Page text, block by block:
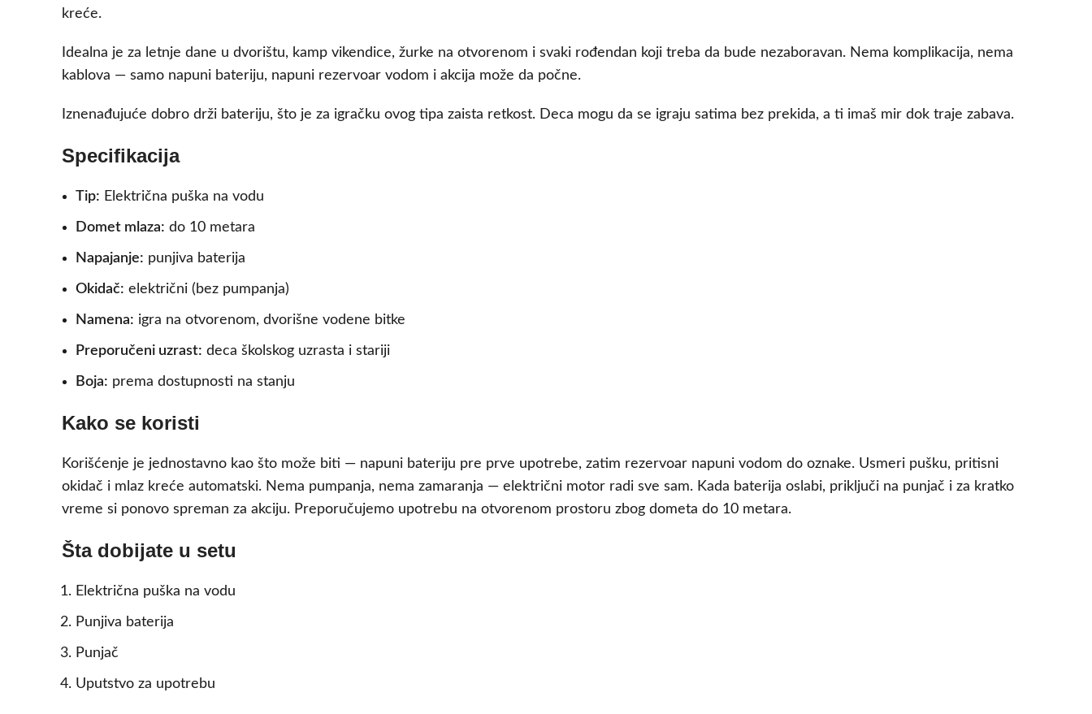
kreće.
Idealna je za letnje dane u dvorištu, kamp vikendice, žurke na otvorenom i svaki rođendan koji treba da bude nezaboravan. Nema komplikacija, nema
kablova — samo napuni bateriju, napuni rezervoar vodom i akcija može da počne.
Iznenađujuće dobro drži bateriju, što je za igračku ovog tipa zaista retkost. Deca mogu da se igraju satima bez prekida, a ti imaš mir dok traje zabava.
Specifikacija
Tip: Električna puška na vodu
Domet mlaza: do 10 metara
Napajanje: punjiva baterija
Okidač: električni (bez pumpanja)
Namena: igra na otvorenom, dvorišne vodene bitke
Preporučeni uzrast: deca školskog uzrasta i stariji
Boja: prema dostupnosti na stanju
Kako se koristi
Korišćenje je jednostavno kao što može biti — napuni bateriju pre prve upotrebe, zatim rezervoar napuni vodom do oznake. Usmeri pušku, pritisni
okidač i mlaz kreće automatski. Nema pumpanja, nema zamaranja — električni motor radi sve sam. Kada baterija oslabi, priključi na punjač i za kratko
vreme si ponovo spreman za akciju. Preporučujemo upotrebu na otvorenom prostoru zbog dometa do 10 metara.
Šta dobijate u setu
Električna puška na vodu
Punjiva baterija
Punjač
Uputstvo za upotrebu